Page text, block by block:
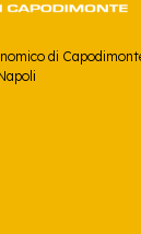
di
i